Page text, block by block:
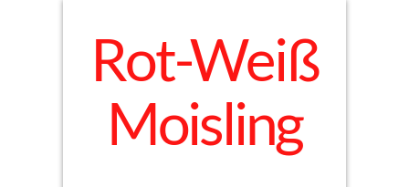
Rot-Weiß
Moisling